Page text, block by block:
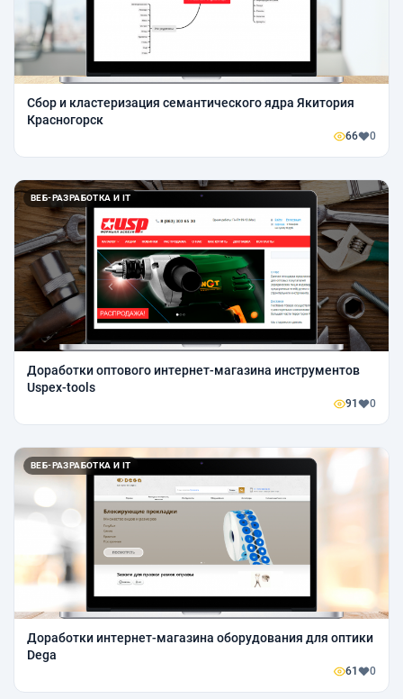
Сбор и кластеризация семантического ядра Якитория
Красногорск
66 0
ВЕБ-РАЗРАБОТКА И IT
Доработки оптового интернет-магазина инструментов
Uspex-tools
91 0
ВЕБ-РАЗРАБОТКА И IT
Доработки интернет-магазина оборудования для оптики
Dega
61 0